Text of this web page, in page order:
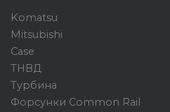
Komatsu
Mitsubishi
Case
ТНВД
Турбина
Форсунки Common Rail